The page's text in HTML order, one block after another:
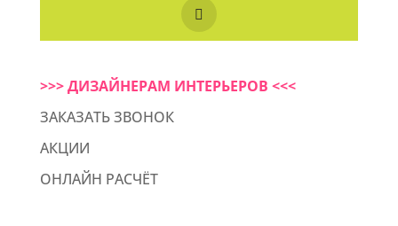
>>> ДИЗАЙНЕРАМ ИНТЕРЬЕРОВ <<<
ЗАКАЗАТЬ ЗВОНОК
АКЦИИ
ОНЛАЙН РАСЧЁТ